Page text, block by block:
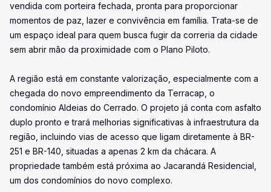
vendida com porteira fechada, pronta para proporcionar
momentos de paz, lazer e convivência em família. Trata-se de
um espaço ideal para quem busca fugir da correria da cidade
sem abrir mão da proximidade com o Plano Piloto.
A região está em constante valorização, especialmente com a
chegada do novo empreendimento da Terracap, o
condomínio Aldeias do Cerrado. O projeto já conta com asfalto
duplo pronto e trará melhorias significativas à infraestrutura da
região, incluindo vias de acesso que ligam diretamente à BR-
251 e BR-140, situadas a apenas 2 km da chácara. A
propriedade também está próxima ao Jacarandá Residencial,
um dos condomínios do novo complexo.